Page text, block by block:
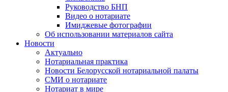
Руководство БНП
Видео о нотариате
Имиджевые фотографии
Об использовании материалов сайта
Новости
Актуально
Нотариальная практика
Новости Белорусской нотариальной палаты
СМИ о нотариате
Нотариат в мире